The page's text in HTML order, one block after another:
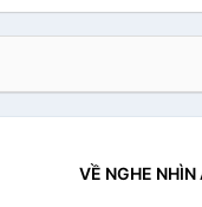
VỀ NGHE NHÌN